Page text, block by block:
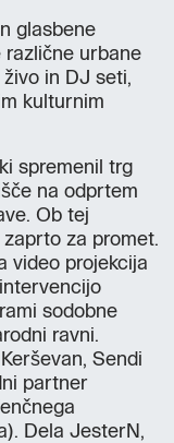
glasbene
različne urbane
in DJ seti,
kulturnim
spremenil trg
na odprtem
Ob tej
za promet.
video projekcija
sodobne
ravni.
Sendi
partner
Dela JesterN,